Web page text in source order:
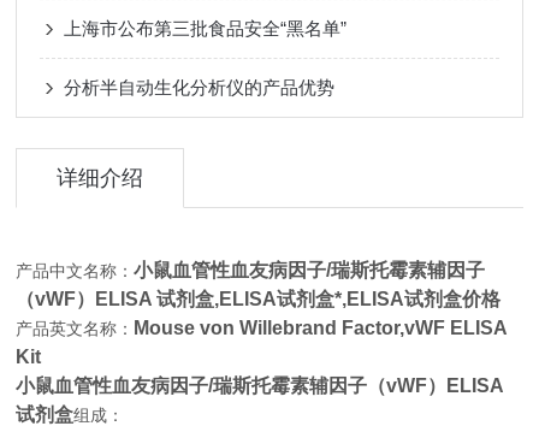
上海市公布第三批食品安全“黑名单”
分析半自动生化分析仪的产品优势
详细介绍
产品中文名称：小鼠血管性血友病因子/瑞斯托霉素辅因子
（vWF）ELISA 试剂盒,ELISA试剂盒*,ELISA试剂盒价格
产品英文名称： Mouse von Willebrand Factor,vWF ELISA
Kit
小鼠血管性血友病因子/瑞斯托霉素辅因子（vWF）ELISA
试剂盒组成：